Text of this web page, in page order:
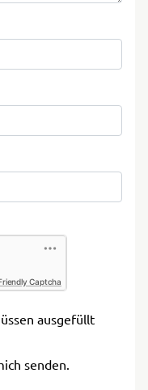
Captcha
ausgefüllt
senden.